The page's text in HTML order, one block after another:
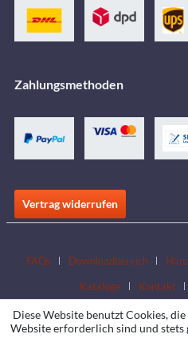
Zahlungsmethoden
Vertrag widerrufen
FAQs Downloadbereich
Kataloge
Kontakt
Diese Website benutzt Cookies,
Website erforderlich sind und stets